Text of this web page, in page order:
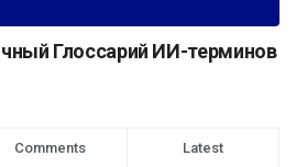
Глоссарий ИИ-терминов
Comments Latest